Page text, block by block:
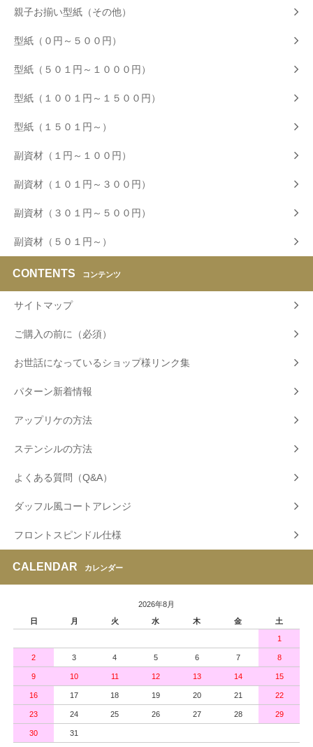
親子お揃い型紙（その他）
型紙（０円～５００円）
型紙（５０１円～１０００円）
型紙（１００１円～１５００円）
型紙（１５０１円～）
副資材（１円～１００円）
副資材（１０１円～３００円）
副資材（３０１円～５００円）
副資材（５０１円～）
CONTENTS コンテンツ
サイトマップ
ご購入の前に（必須）
お世話になっているショップ様リンク集
パターン新着情報
アップリケの方法
ステンシルの方法
よくある質問（Q&A）
ダッフル風コートアレンジ
フロントスピンドル仕様
CALENDAR カレンダー
2026年8月
日
月 火 水 木 金 土
1
2 3 4 5 6 7 8
9 10 11 12 13 14 15
16 17 18 19 20 21 22
23 24 25 26 27 28 29
30 31